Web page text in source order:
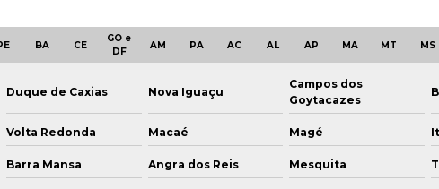
BA CE
GO e
DF
AM PA AC AL AP MA MT MS
Duque de Caxias Nova Iguaçu
Campos dos
Goytacazes
Volta Redonda Macaé Magé
Barra Mansa Angra dos Reis Mesquita